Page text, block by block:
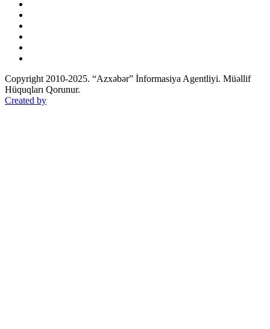
Copyright 2010-2025. “Azxəbər” İnformasiya Agentliyi. Müəllif
Hüquqları Qorunur.
Created by